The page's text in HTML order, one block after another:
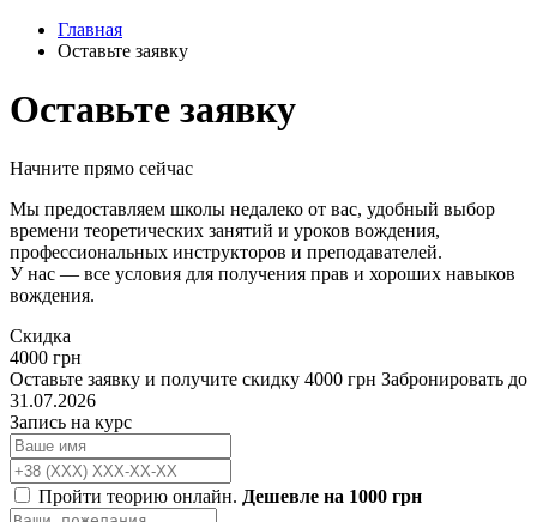
Главная
Оставьте заявку
Оставьте заявку
Начните прямо сейчас
Мы предоставляем школы недалеко от вас, удобный выбор
времени теоретических занятий и уроков вождения,
профессиональных инструкторов и преподавателей.
У нас — все условия для получения прав и хороших навыков
вождения.
Скидка
4000 грн
Оставьте заявку и получите скидку 4000 грн Забронировать до
31.07.2026
Запись на курс
Пройти теорию онлайн. Дешевле на 1000 грн